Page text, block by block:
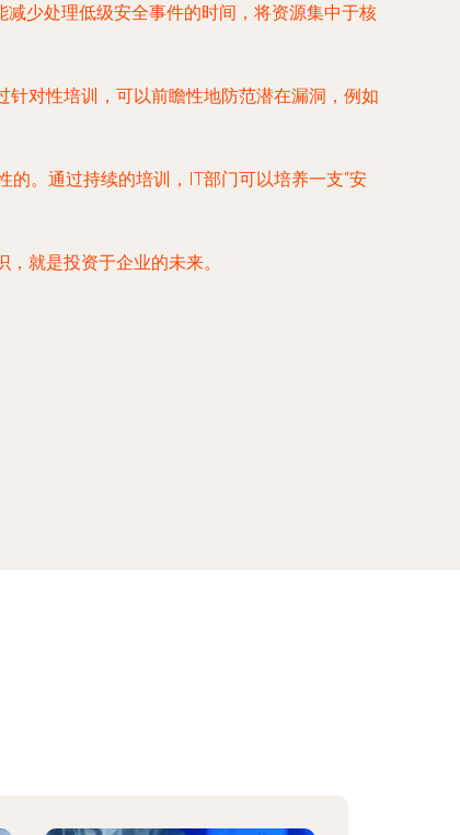
少处理低级安全事件的时间，将资源集中于核
对性培训，可以前瞻性地防范潜在漏洞，例如
。通过持续的培训，IT部门可以培养一支“安
就是投资于企业的未来。